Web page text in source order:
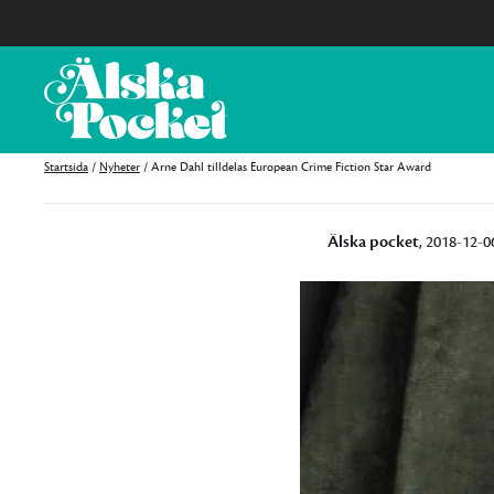
Startsida / Nyheter / Arne Dahl tilldelas European Crime Fiction Star Award
Älska pocket, 2018-12-